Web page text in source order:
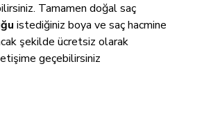
Tamamen doğal saç
istediğiniz boya ve saç hacmine
şekilde ücretsiz olarak
geçebilirsiniz